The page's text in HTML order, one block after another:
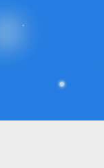
et à la conformité